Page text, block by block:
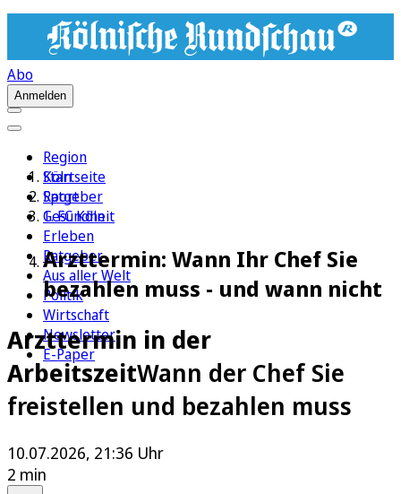
Abo
Anmelden
Region
Köln
Sport
1. FC Köln
Erleben
Ratgeber
Aus aller Welt
Politik
Wirtschaft
Newsletter
E-Paper
Startseite
Ratgeber
Gesundheit
Arzttermin: Wann Ihr Chef Sie
bezahlen muss - und wann nicht
Arzttermin in der
ArbeitszeitWann der Chef Sie
freistellen und bezahlen muss
10.07.2026, 21:36 Uhr
2 min